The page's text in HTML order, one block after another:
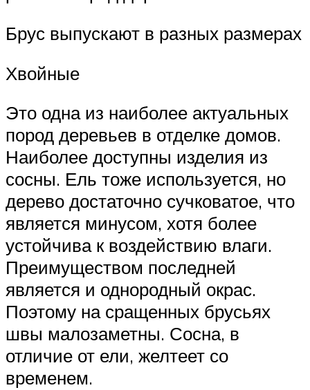
Брус выпускают в разных размерах
Хвойные
Это одна из наиболее актуальных
пород деревьев в отделке домов.
Наиболее доступны изделия из
сосны. Ель тоже используется, но
дерево достаточно сучковатое, что
является минусом, хотя более
устойчива к воздействию влаги.
Преимуществом последней
является и однородный окрас.
Поэтому на сращенных брусьях
швы малозаметны. Сосна, в
отличие от ели, желтеет со
временем.